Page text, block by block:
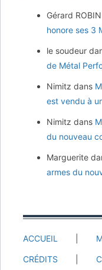
Gérard ROBIN
honore ses 3
le soudeur
de Métal
Nimitz dans
est vendu à
Nimitz dans
du nouveau
Marguerite
armes du
ACCUEIL
CRÉDITS